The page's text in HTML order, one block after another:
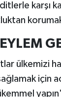
karşı
ülkemizi
için